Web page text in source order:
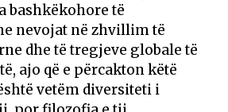
bashkëkohore të
nevojat në zhvillim të
dhe të tregjeve globale të
ajo që e përcakton këtë
vetëm diversiteti i